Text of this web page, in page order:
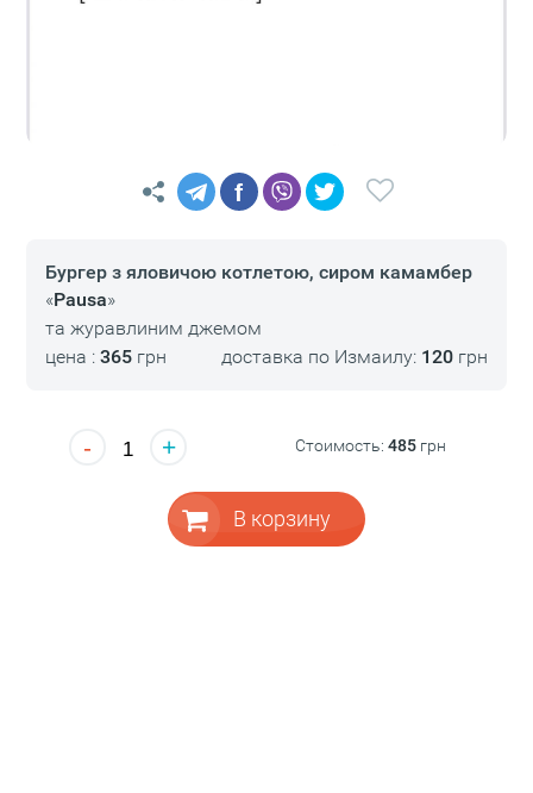
f
Бургер з яловичою котлетою, сиром камамбер
«Pausa»
та журавлиним джемом
цена : 365грн доставка по Измаилу: 120 грн
- + Стоимость:485 грн
В корзину